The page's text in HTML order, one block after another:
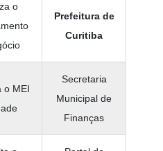
o
Prefeitura de
Curitiba
o MEI
Secretaria
Municipal de
Finanças